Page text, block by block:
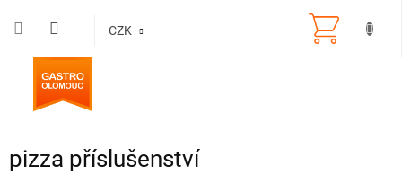
CZK
pizza příslušenství